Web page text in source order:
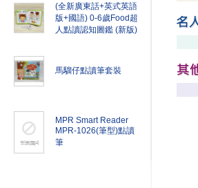
(全新廣東話+英式英語
版+國語) 0-6歲Food超
人點讀認知圖鑑 (新版)
馬騮仔點讀筆套裝
MPR Smart Reader
MPR-1026(筆型)點讀
筆